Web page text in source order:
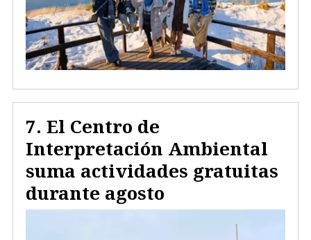
El Centro de
Interpretación Ambiental
suma actividades gratuitas
durante agosto